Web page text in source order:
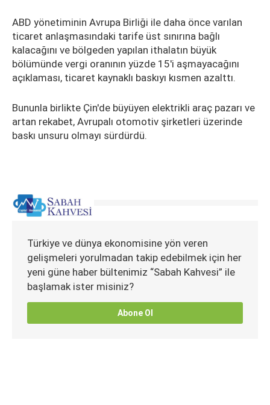
ABD yönetiminin Avrupa Birliği ile daha önce varılan
ticaret anlaşmasındaki tarife üst sınırına bağlı
kalacağını ve bölgeden yapılan ithalatın büyük
bölümünde vergi oranının yüzde 15'i aşmayacağını
açıklaması, ticaret kaynaklı baskıyı kısmen azalttı.
Bununla birlikte Çin'de büyüyen elektrikli araç pazarı ve
artan rekabet, Avrupalı otomotiv şirketleri üzerinde
baskı unsuru olmayı sürdürdü.
Türkiye ve dünya ekonomisine yön veren
gelişmeleri yorulmadan takip edebilmek için her
yeni güne haber bültenimiz “Sabah Kahvesi” ile
başlamak ister misiniz?
Abone Ol